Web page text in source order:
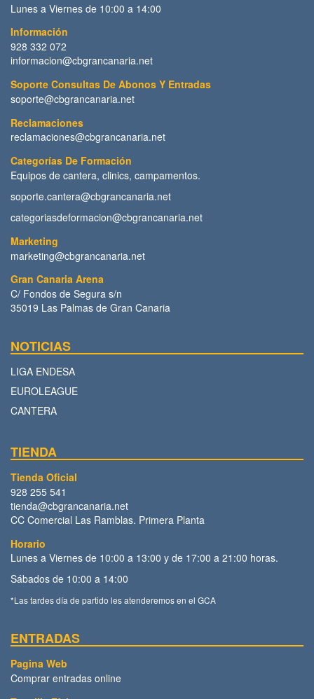
Lunes a Viernes de 10:00 a 14:00
Información
928 332 072
informacion@cbgrancanaria.net
Soporte Consultas De Abonos Y Entradas
soporte@cbgrancanaria.net
Reclamaciones
reclamaciones@cbgrancanaria.net
Categorías De Formación
Equipos de cantera, clinics, campamentos.
soporte.cantera@cbgrancanaria.net
categoriasdeformacion@cbgrancanaria.net
Marketing
marketing@cbgrancanaria.net
Gran Canaria Arena
C/ Fondos de Segura s/n
35019 Las Palmas de Gran Canaria
NOTICIAS
LIGA ENDESA
EUROLEAGUE
CANTERA
TIENDA
Tienda Oficial
928 255 541
tienda@cbgrancanaria.net
CC Comercial Las Ramblas. Primera Planta
Horario
Lunes a Viernes de 10:00 a 13:00 y de 17:00 a 21:00 horas.
Sábados de 10:00 a 14:00
*Las tardes día de partido les atenderemos en el GCA
ENTRADAS
Pagina Web
Comprar entradas online